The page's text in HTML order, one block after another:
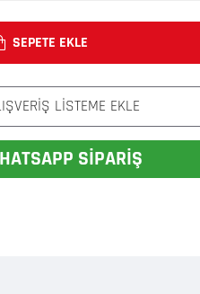
SEPETE EKLE
LISTEME EKLE
SIPARIŞ